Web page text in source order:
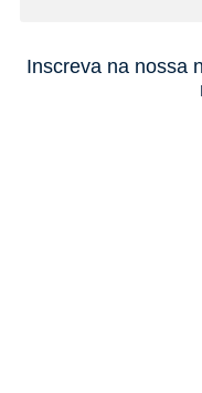
Inscreva na nossa